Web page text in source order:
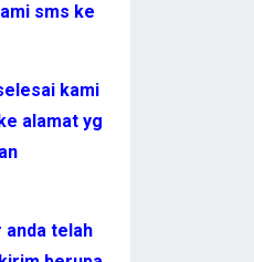
sms ke
kami
alamat yg
telah